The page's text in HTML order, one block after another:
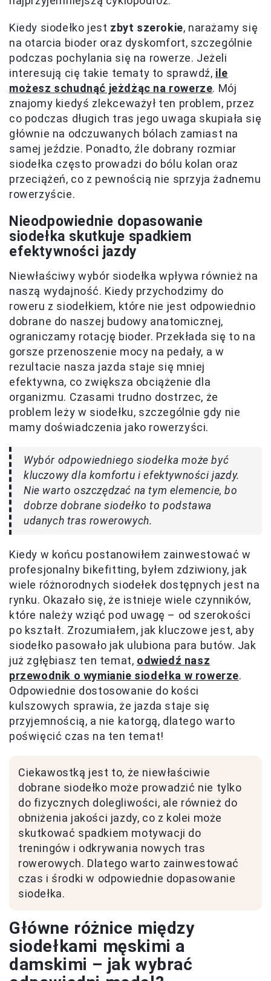
Kiedy siodełko jest zbyt szerokie, narażamy się
na otarcia bioder oraz dyskomfort, szczególnie
podczas pochylania się na rowerze. Jeżeli
interesują cię takie tematy to sprawdź, ile
możesz schudnąć jeżdżąc na rowerze. Mój
znajomy kiedyś zlekceważył ten problem, przez
co podczas długich tras jego uwaga skupiała się
głównie na odczuwanych bólach zamiast na
samej jeździe. Ponadto, źle dobrany rozmiar
siodełka często prowadzi do bólu kolan oraz
przeciążeń, co z pewnością nie sprzyja żadnemu
rowerzyście.
Nieodpowiednie dopasowanie
siodełka skutkuje spadkiem
efektywności jazdy
Niewłaściwy wybór siodełka wpływa również na
naszą wydajność. Kiedy przychodzimy do
roweru z siodełkiem, które nie jest odpowiednio
dobrane do naszej budowy anatomicznej,
ograniczamy rotację bioder. Przekłada się to na
gorsze przenoszenie mocy na pedały, a w
rezultacie nasza jazda staje się mniej
efektywna, co zwiększa obciążenie dla
organizmu. Czasami trudno dostrzec, że
problem leży w siodełku, szczególnie gdy nie
mamy doświadczenia jako rowerzyści.
Wybór odpowiedniego siodełka może być
kluczowy dla komfortu i efektywności jazdy.
Nie warto oszczędzać na tym elemencie, bo
dobrze dobrane siodełko to podstawa
udanych tras rowerowych.
Kiedy w końcu postanowiłem zainwestować w
profesjonalny bikefitting, byłem zdziwiony, jak
wiele różnorodnych siodełek dostępnych jest na
rynku. Okazało się, że istnieje wiele czynników,
które należy wziąć pod uwagę – od szerokości
po kształt. Zrozumiałem, jak kluczowe jest, aby
siodełko pasowało jak ulubiona para butów. Jak
już zgłębiasz ten temat, odwiedź nasz
przewodnik o wymianie siodełka w rowerze.
Odpowiednie dostosowanie do kości
kulszowych sprawia, że jazda staje się
przyjemnością, a nie katorgą, dlatego warto
poświęcić czas na ten temat!
Ciekawostką jest to, że niewłaściwie
dobrane siodełko może prowadzić nie tylko
do fizycznych dolegliwości, ale również do
obniżenia jakości jazdy, co z kolei może
skutkować spadkiem motywacji do
treningów i odkrywania nowych tras
rowerowych. Dlatego warto zainwestować
czas i środki w odpowiednie dopasowanie
siodełka.
Główne różnice między
siodełkami męskimi a
damskimi – jak wybrać